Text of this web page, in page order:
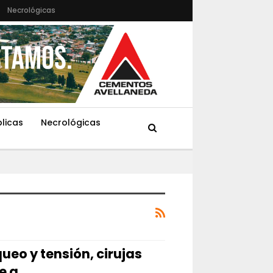
Necrológicas
Necrológicas
y tensión, cirujas